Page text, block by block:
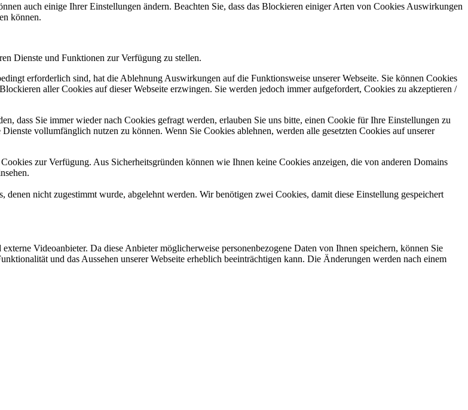
auch einige Ihrer Einstellungen ändern. Beachten Sie, dass das Blockieren einiger Arten von Cookies Auswirkungen
können.
Dienste und Funktionen zur Verfügung zu stellen.
erforderlich sind, hat die Ablehnung Auswirkungen auf die Funktionsweise unserer Webseite. Sie können Cookies
aller Cookies auf dieser Webseite erzwingen. Sie werden jedoch immer aufgefordert, Cookies zu akzeptieren /
dass Sie immer wieder nach Cookies gefragt werden, erlauben Sie uns bitte, einen Cookie für Ihre Einstellungen zu
vollumfänglich nutzen zu können. Wenn Sie Cookies ablehnen, werden alle gesetzten Cookies auf unserer
zur Verfügung. Aus Sicherheitsgründen können wie Ihnen keine Cookies anzeigen, die von anderen Domains
nicht zugestimmt wurde, abgelehnt werden. Wir benötigen zwei Cookies, damit diese Einstellung gespeichert
Videoanbieter. Da diese Anbieter möglicherweise personenbezogene Daten von Ihnen speichern, können Sie
und das Aussehen unserer Webseite erheblich beeinträchtigen kann. Die Änderungen werden nach einem